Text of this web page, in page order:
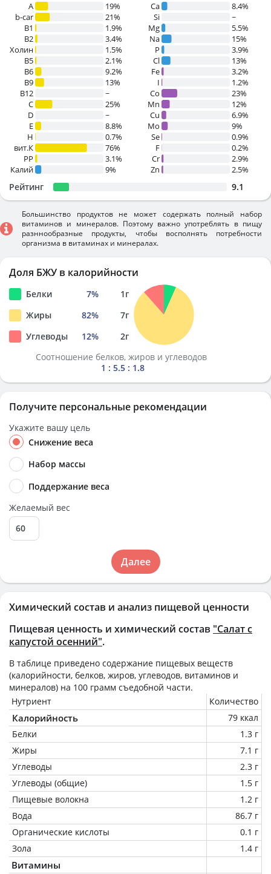
Химический состав и анализ пищевой ценности
Пищевая ценность и химический состав "Салат с
капустой осенний".
В таблице приведено содержание пищевых веществ
(калорийности, белков, жиров, углеводов, витаминов и
минералов) на 100 грамм съедобной части.
Нутриент
Количество
Калорийность
79 ккал
Белки
1.3 г
Жиры
7.1 г
Углеводы
2.3 г
Углеводы (общие)
1.5 г
Пищевые волокна
1.2 г
Вода
86.7 г
Органические кислоты
0.1 г
Зола
1.4 г
Витамины
A
19%
b-car
21%
В1
1.9%
B2
3.4%
Холин
1.5%
B5
2.1%
B6
9.2%
B9
13%
B12
~
C
25%
D
~
E
8.8%
H
0.7%
вит.К
76%
PP
3.1%
Калий
9%
Ca
8.4%
Si
~
Mg
5.5%
Na
15%
P
3.9%
Cl
13%
Fe
3.2%
I
1.2%
Co
23%
Mn
12%
Cu
6.9%
Mo
9%
Se
0.9%
F
0.2%
Cr
2.9%
Zn
2.5%
Рейтинг 9.1
Большинство продуктов не может содержать полный набор
витаминов и минералов. Поэтому важно употреблять в пищу
разннообразные продукты, чтобы восполнять потребности
организма в витаминах и минералах.
Доля БЖУ в калорийности
Белки 7% 1г
Жиры
82% 7г
Углеводы
12% 2г
Соотношение белков, жиров и углеводов
1 : 5.5 : 1.8
Получите персональные рекомендации
Укажите вашу цель
Снижение веса
Набор массы
Поддержание веса
Желаемый вес
Далее